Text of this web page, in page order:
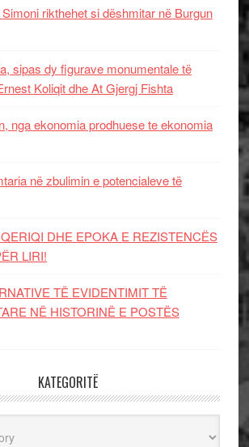
rikthehet si dëshmitar në Burgun
sipas dy figurave monumentale të
Koliqit dhe At Gjergj Fishta
nga ekonomia prodhuese te ekonomia
në zbulimin e potencialeve të
DHE EPOKA E REZISTENCЁS
LIRI!
TË EVIDENTIMIT TË
NË HISTORINË E POSTËS
KATEGORITË